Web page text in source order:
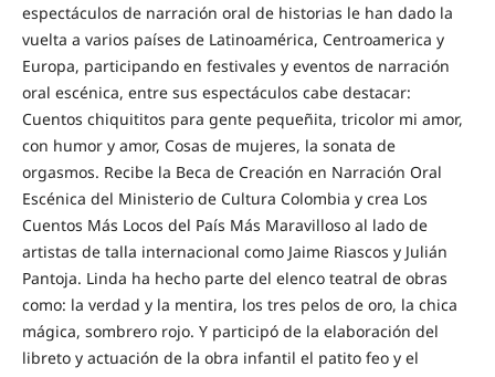
espectáculos de narración oral de historias le han dado la
vuelta a varios países de Latinoamérica, Centroamerica y
Europa, participando en festivales y eventos de narración
oral escénica, entre sus espectáculos cabe destacar:
Cuentos chiquititos para gente pequeñita, tricolor mi amor,
con humor y amor, Cosas de mujeres, la sonata de
orgasmos. Recibe la Beca de Creación en Narración Oral
Escénica del Ministerio de Cultura Colombia y crea Los
Cuentos Más Locos del País Más Maravilloso al lado de
artistas de talla internacional como Jaime Riascos y Julián
Pantoja. Linda ha hecho parte del elenco teatral de obras
como: la verdad y la mentira, los tres pelos de oro, la chica
mágica, sombrero rojo. Y participó de la elaboración del
libreto y actuación de la obra infantil el patito feo y el